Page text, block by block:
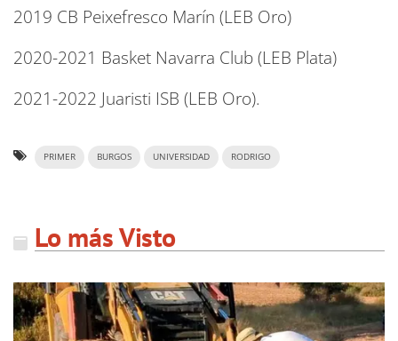
2019 CB Peixefresco Marín (LEB Oro)
2020-2021 Basket Navarra Club (LEB Plata)
2021-2022 Juaristi ISB (LEB Oro).
PRIMER BURGOS UNIVERSIDAD RODRIGO
Lo más Visto